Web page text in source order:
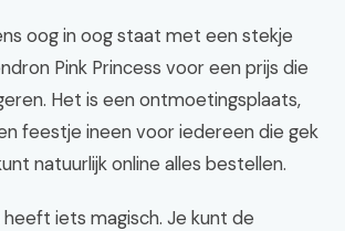
oog in oog staat met een stekje
Pink Princess voor een prijs die
Het is een ontmoetingsplaats,
feestje ineen voor iedereen die gek
natuurlijk online alles bestellen.
iets magisch. Je kunt de